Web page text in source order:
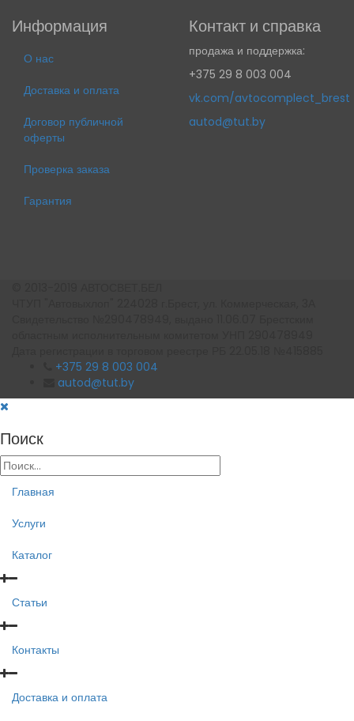
Информация
О нас
Доставка и оплата
Договор публичной
оферты
Проверка заказа
Гарантия
Контакт и справка
продажа и поддержка:
+375 29 8 003 004
vk.com/avtocomplect_brest
autod@tut.by
+375 29 8 003 004
autod@tut.by
Поиск
Главная
Услуги
Каталог
Статьи
Контакты
Доставка и оплата